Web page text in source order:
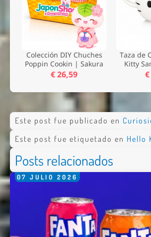
Colección DIY Chuches
Poppin Cookin | Sakura
€ 26,59
Taza de
Kitty
Este post fue publicado en
Este post fue etiquetado en Hello
Posts relacionados
07 JULIO 2026